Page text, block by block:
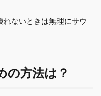
ないときは無理にサウ
の方法は？